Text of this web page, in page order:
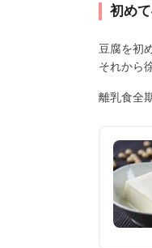
初め
豆腐を初
それから
離乳食全